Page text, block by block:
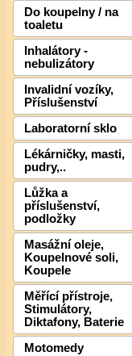
Do koupelny / na
toaletu
Inhalátory -
nebulizátory
Invalidní vozíky,
Příslušenství
Laboratorní sklo
Lékárničky, masti,
pudry,..
Lůžka a
příslušenství,
podložky
Masážní oleje,
Koupelnové soli,
Koupele
Měřící přístroje,
Stimulátory,
Diktafony, Baterie
Motomedy